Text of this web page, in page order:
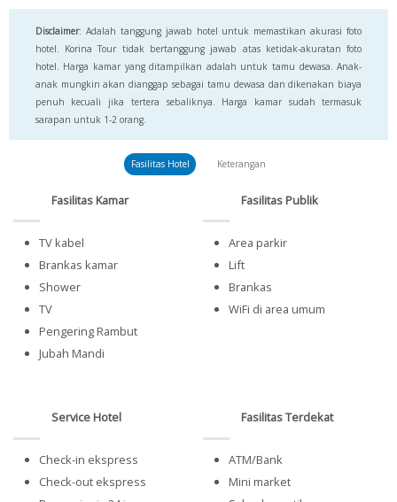
Disclaimer: Adalah tanggung jawab hotel untuk memastikan akurasi foto
hotel. Korina Tour tidak bertanggung jawab atas ketidak-akuratan foto
hotel. Harga kamar yang ditampilkan adalah untuk tamu dewasa. Anak-
anak mungkin akan dianggap sebagai tamu dewasa dan dikenakan biaya
penuh kecuali jika tertera sebaliknya. Harga kamar sudah termasuk
sarapan untuk 1-2 orang.
Fasilitas Hotel Keterangan
Fasilitas Kamar
TV kabel
Brankas kamar
Shower
TV
Pengering Rambut
Jubah Mandi
Fasilitas Publik
Area parkir
Lift
Brankas
WiFi di area umum
Service Hotel
Check-in ekspress
Check-out ekspress
Fasilitas Terdekat
ATM/Bank
Mini market